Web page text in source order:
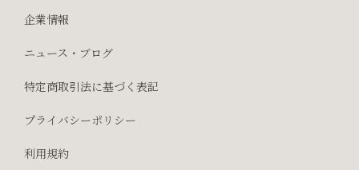
企業情報
ニュース・ブログ
特定商取引法に基づく表記
プライバシーポリシー
利用規約